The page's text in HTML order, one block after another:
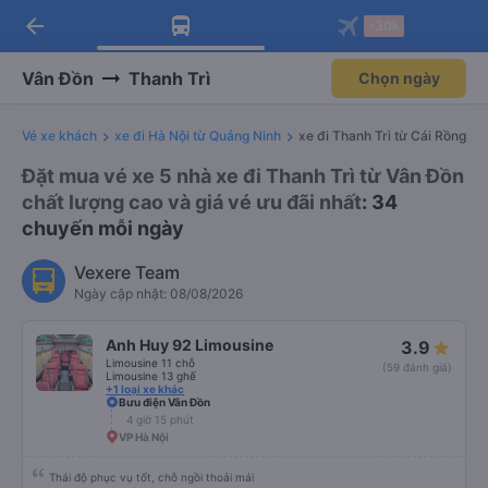
Tải app Vexere ngay!
Nhận ưu đãi thành viên độc
Mở app
Tải app Vexere
-30k/ghế khi đặt vé máy bay qua
Mở app
arrow_back
Vân Đồn Thanh Trì Chọn ngày
Vé xe khách xe đi Hà Nội từ Quảng Ninh xe đi Thanh Trì từ Cái Rồng
Đặt mua vé xe 5 nhà xe đi Thanh Trì từ Vân Đồn
chất lượng cao và giá vé ưu đãi nhất: 34
chuyến mỗi ngày
Vexere Team
Ngày cập nhật: 08/08/2026
Anh Huy 92 Limousine
Limousine 11 chỗ
Limousine 13 ghế
+1 loại xe khác
3.9
(59 đánh giá)
Bưu điện Vân Đồn
4 giờ 15 phút
VP Hà Nội
Thái độ phục vụ tốt, chỗ ngồi thoải mái